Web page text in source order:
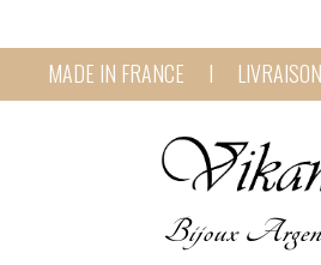
MADE IN FRANCE I LIVRAISON
Bijoux